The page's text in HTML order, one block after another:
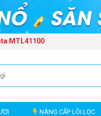
MTL41100
NÂNG CẤP LÕI LỌC